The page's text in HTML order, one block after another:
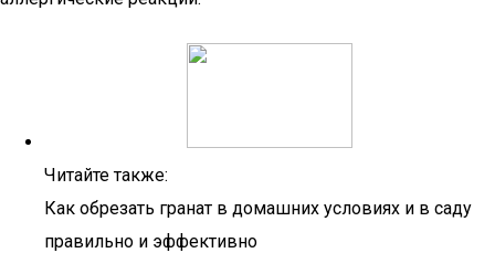
Читайте также:
Как обрезать гранат в домашних условиях и в саду
правильно и эффективно